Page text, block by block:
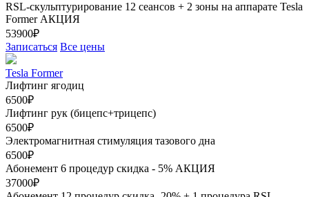
RSL-скульптурирование 12 сеансов + 2 зоны на аппарате Tesla
Former АКЦИЯ
53900₽
Записаться Все цены
Tesla Former
Лифтинг ягодиц
6500₽
Лифтинг рук (бицепс+трицепс)
6500₽
Электромагнитная стимуляция тазового дна
6500₽
Абонемент 6 процедур скидка - 5% АКЦИЯ
37000₽